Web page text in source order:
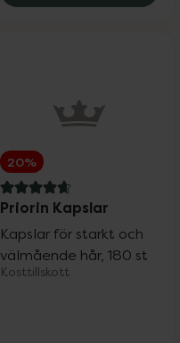
15%
20%
4.7 av 5 i omdöme
Priorin Kapslar
Kapslar för starkt och
välmående hår, 180 st
Kosttillskott